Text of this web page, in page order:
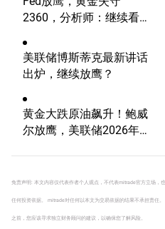
2360，分析师：继续看
美联储博斯蒂克最新讲话
出炉，继续放鹰？
黄金大跌原油飙升！鲍威
尔放鹰，美联储2026年降
免责声明: 本文内容仅代表作者个人观点，不代表mitrade官方立场，
任何投资依据。 mitrade对任何以本文为交易依据的结果不承担责任
之前，您应该寻求独立财务顾问的建议，以确保您了解风险。